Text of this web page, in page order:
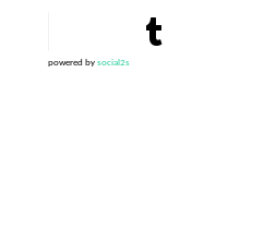
powered by social2s